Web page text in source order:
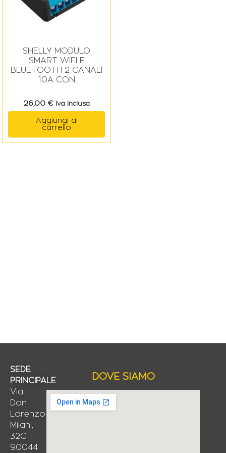
SHELLY MODULO
SMART WIFI E
BLUETOOTH 2 CANALI
10A CON
ENERGIA
26,00 € Iva Inclusa
Aggiungi al
carrello
SEDE
PRINCIPALE
Via
Don
Lorenzo
Milani,
32C
90044
DOVE SIAMO